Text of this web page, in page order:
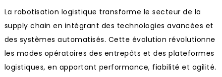
La robotisation logistique transforme le secteur de la
supply chain en intégrant des technologies avancées et
des systèmes automatisés. Cette évolution révolutionne
les modes opératoires des entrepôts et des plateformes
logistiques, en apportant performance, fiabilité et agilité.